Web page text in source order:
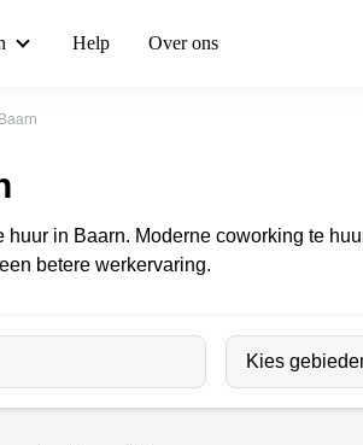
Help Over ons
Baarn
in Baarn. Moderne coworking te
betere werkervaring.
Kies